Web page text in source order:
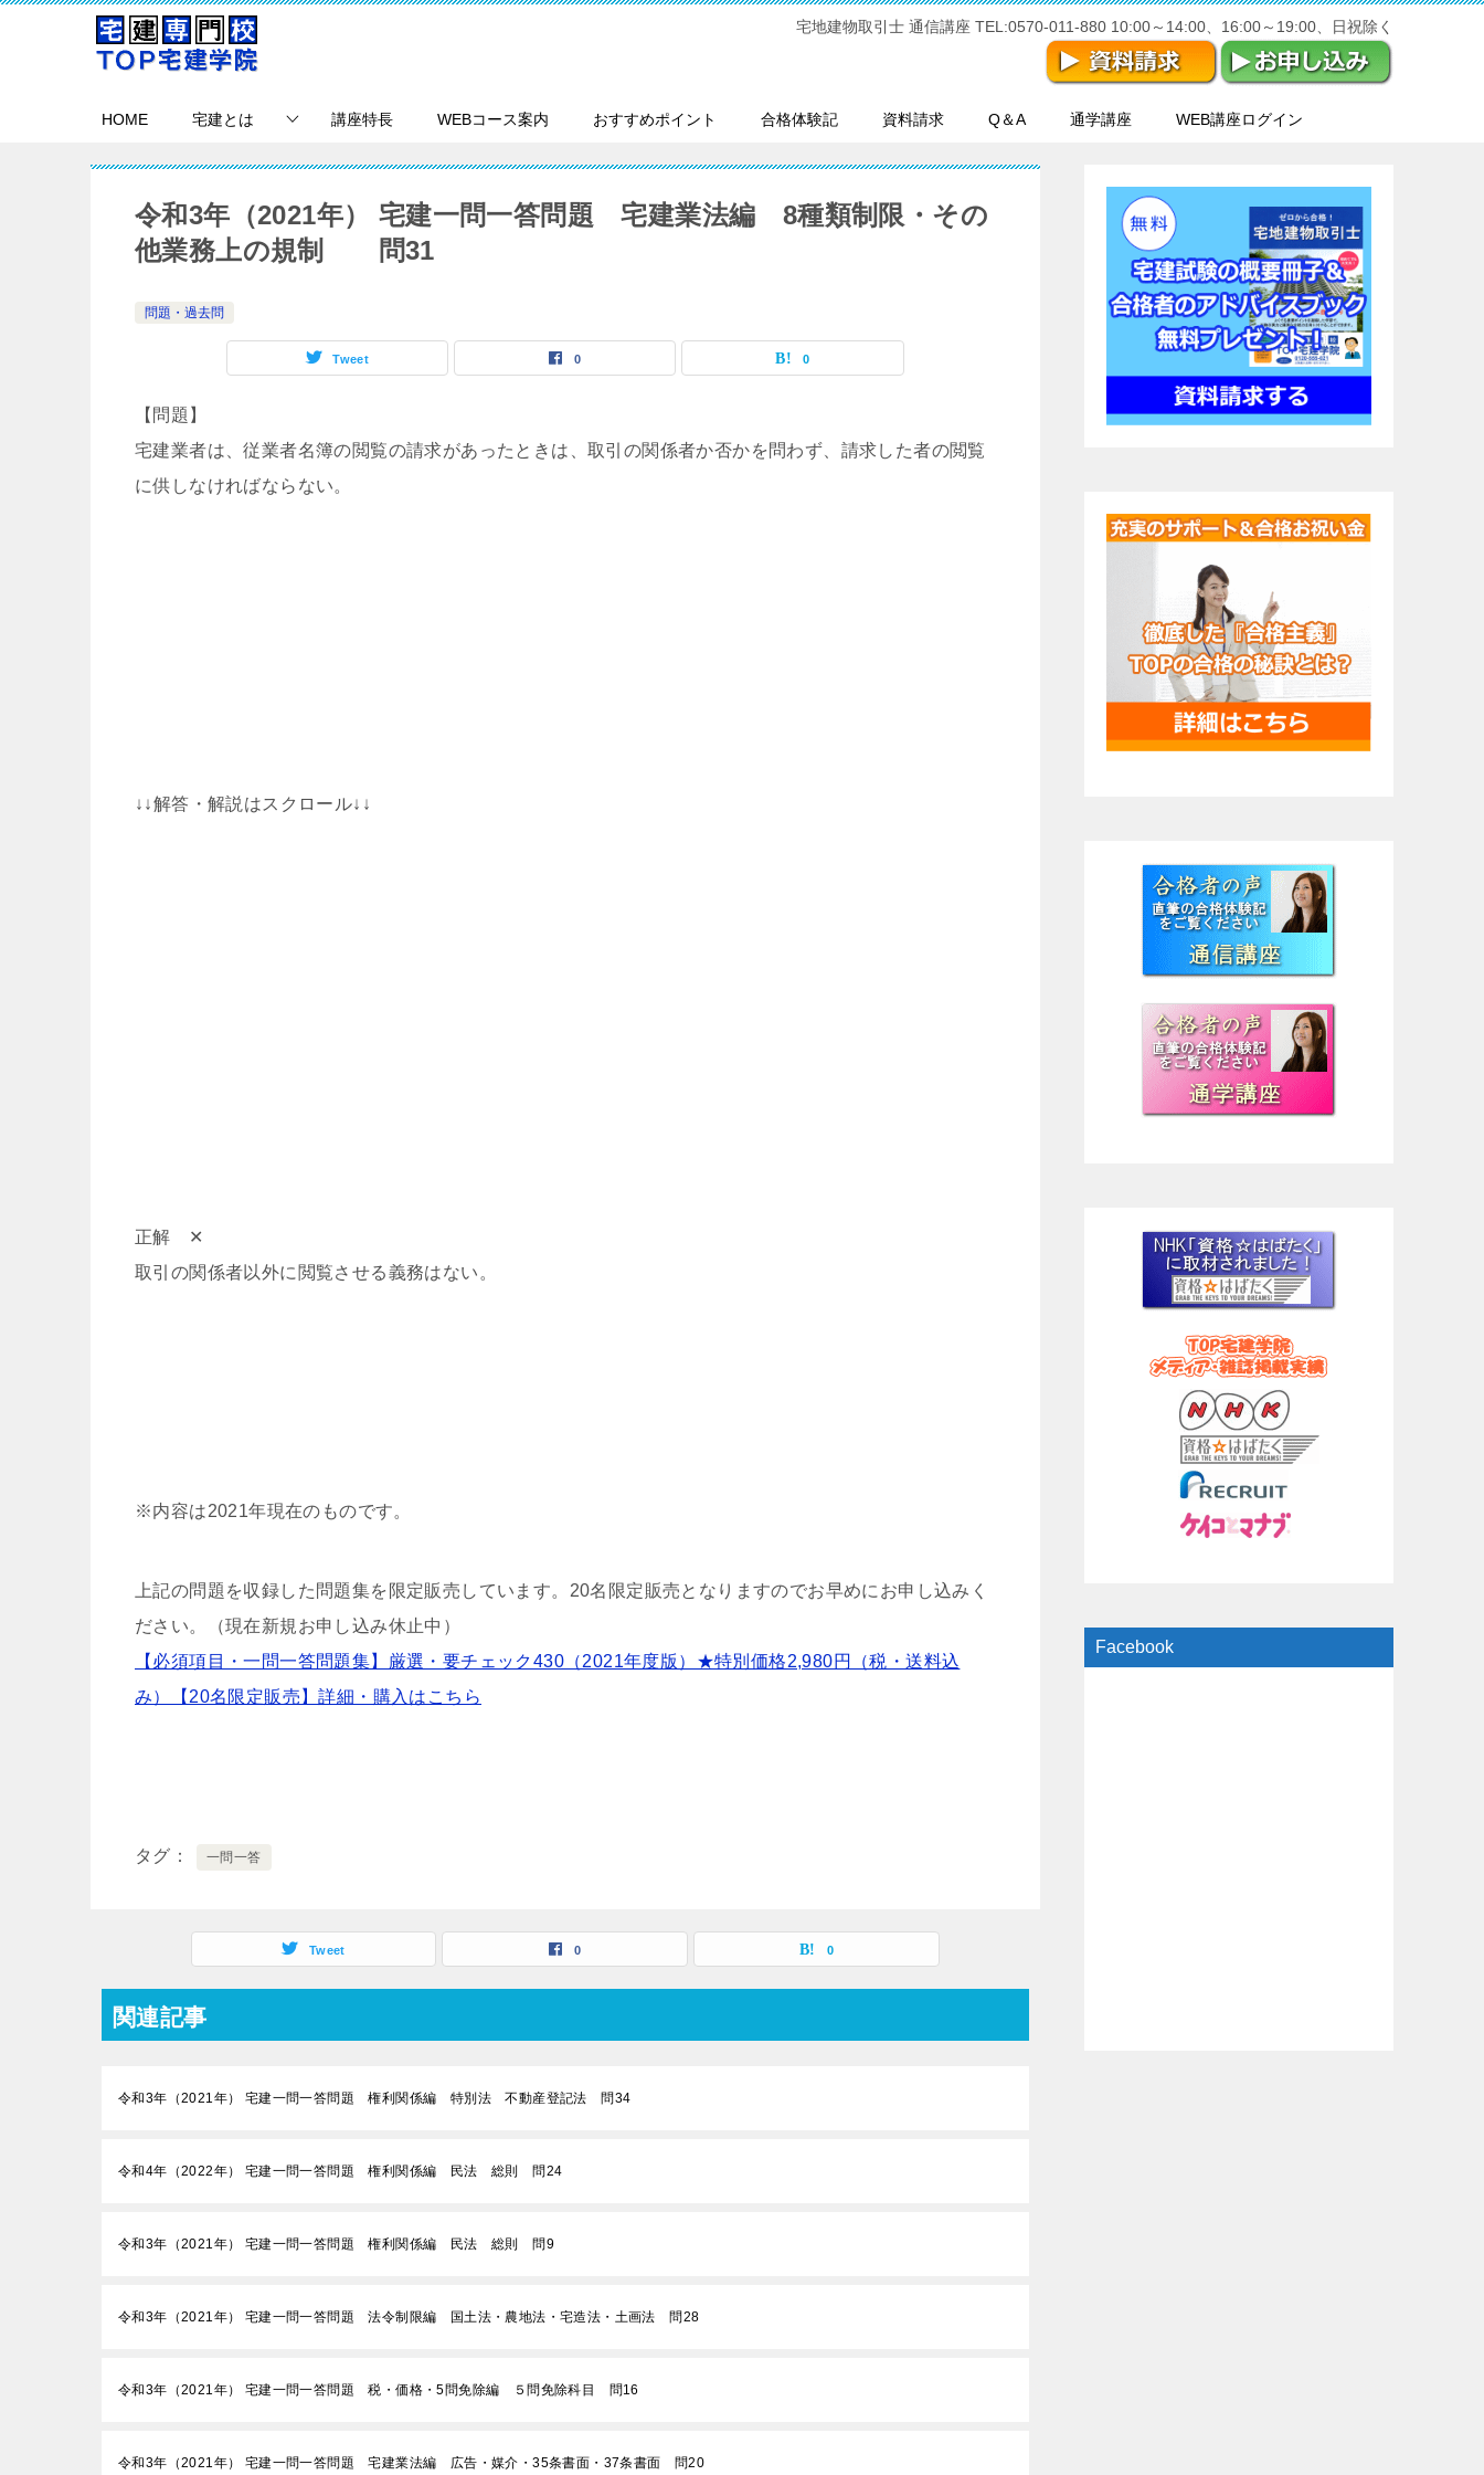
宅地建物取引士 通信講座 TEL:0570-011-880 10:00～14:00、16:00～19:00、日祝除く
HOME 宅建とは 講座特長 WEBコース案内 おすすめポイント 合格体験記 資料請求 Q＆A 通学講座 WEB講座ログイン
令和3年（2021年） 宅建一問一答問題 宅建業法編 8種類制限・その
他業務上の規制 問31
問題・過去問
Tweet 0 0
【問題】
宅建業者は、従業者名簿の閲覧の請求があったときは、取引の関係者か否かを問わず、請求した者の閲覧
に供しなければならない。
↓↓解答・解説はスクロール↓↓
正解 ✕
取引の関係者以外に閲覧させる義務はない。
※内容は2021年現在のものです。
上記の問題を収録した問題集を限定販売しています。20名限定販売となりますのでお早めにお申し込みく
ださい。（現在新規お申し込み休止中）
【必須項目・一問一答問題集】厳選・要チェック430（2021年度版）★特別価格2,980円（税・送料込
み）【20名限定販売】詳細・購入はこちら
タグ 一問一答
Tweet 0 0
関連記事
令和3年（2021年） 宅建一問一答問題 権利関係編 特別法 不動産登記法 問34
令和4年（2022年） 宅建一問一答問題 権利関係編 民法 総則 問24
令和3年（2021年） 宅建一問一答問題 権利関係編 民法 総則 問9
令和3年（2021年） 宅建一問一答問題 法令制限編 国土法・農地法・宅造法・土画法 問28
令和3年（2021年） 宅建一問一答問題 税・価格・5問免除編 ５問免除科目 問16
令和3年（2021年） 宅建一問一答問題 宅建業法編 広告・媒介・35条書面・37条書面 問20
Facebook